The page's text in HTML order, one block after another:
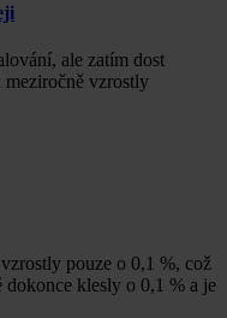
ale zatím dost
meziročně vzrostly
pouze o 0,1 %, což
dokonce klesly o 0,1 % a je